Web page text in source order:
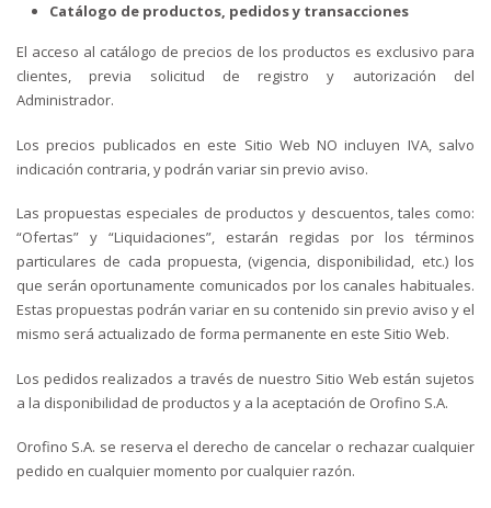
Catálogo de productos, pedidos y transacciones
El acceso al catálogo de precios de los productos es exclusivo para
clientes, previa solicitud de registro y autorización del
Administrador.
Los precios publicados en este Sitio Web NO incluyen IVA, salvo
indicación contraria, y podrán variar sin previo aviso.
Las propuestas especiales de productos y descuentos, tales como:
“Ofertas” y “Liquidaciones”, estarán regidas por los términos
particulares de cada propuesta, (vigencia, disponibilidad, etc.) los
que serán oportunamente comunicados por los canales habituales.
Estas propuestas podrán variar en su contenido sin previo aviso y el
mismo será actualizado de forma permanente en este Sitio Web.
Los pedidos realizados a través de nuestro Sitio Web están sujetos
a la disponibilidad de productos y a la aceptación de Orofino S.A.
Orofino S.A. se reserva el derecho de cancelar o rechazar cualquier
pedido en cualquier momento por cualquier razón.